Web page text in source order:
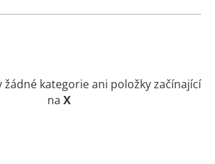
žádné kategorie ani položky začínající
na X